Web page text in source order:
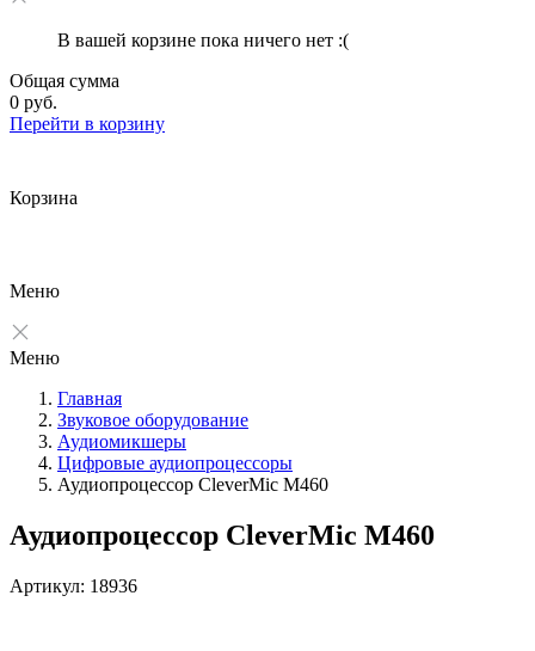
В вашей корзине пока ничего нет :(
Общая сумма
0 руб.
Перейти в корзину
Корзина
Меню
Меню
Главная
Звуковое оборудование
Аудиомикшеры
Цифровые аудиопроцессоры
Аудиопроцессор CleverMic M460
Аудиопроцессор CleverMic M460
Артикул: 18936